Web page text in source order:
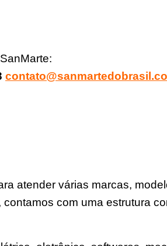
atender várias marcas,
com uma estrutura